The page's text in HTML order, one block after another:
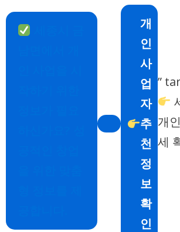
개
인
사
업
자
추
천
정
보
확
인
”
개
세